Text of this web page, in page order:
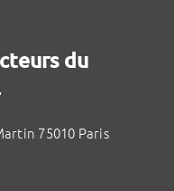
du
75010 Paris